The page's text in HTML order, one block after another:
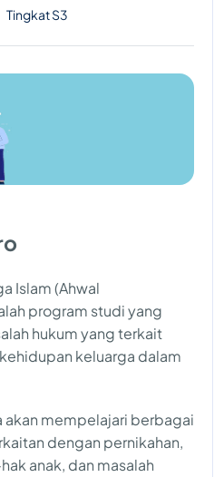
Tingkat S3
Islam (Ahwal
program studi yang
hukum yang terkait
keluarga dalam
akan mempelajari berbagai
dengan pernikahan,
anak, dan masalah